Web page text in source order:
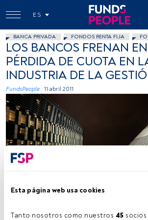
Esta página web usa cookies
Tanto nosotros como nuestros 45
ES
BANCA PRIVADA FONDOS RENTA FIJA
LOS BANCOS FRENAN
PÉRDIDA DE CUOTA EN
INDUSTRIA DE LA
FundsPeople . 11 abril 2011
Tiempo lectura:2 min.